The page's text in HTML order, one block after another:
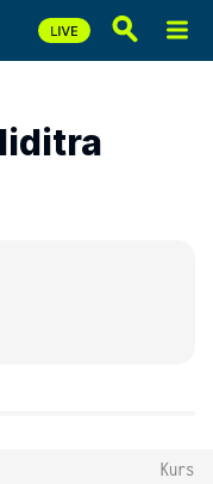
Kurs